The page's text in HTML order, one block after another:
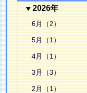
2026年
6月（2）
5月（1）
4月（1）
3月（3）
2月（1）